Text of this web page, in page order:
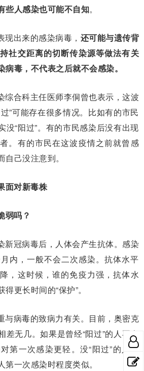
些人感染也可能不自知。
现出来的感染病毒， 还可能与遗传背
社交距离的切断传染源等做法有关
毒，不代表之后就不会感染。
综合科主任医师李侗曾也表示，这波
”可能存在很多情况。比如有的市民
没“阳过”。有的市民感染后没有出现
。有的市民在这波疫情之前就曾感
己没注意到。
面对新毒株
弱吗？
新冠病毒后，人体会产生抗体。感染
内，一般不会二次感染。抗体水平
，这时候，谁的免疫力强，抗体水
更长时间的“保护”。
与病毒的致病力有关。目前，奥密克
差无几。如果是曾经“阳过”的人再次
第一次感染更轻。没“阳过”的人感
一次感染时程度类似。